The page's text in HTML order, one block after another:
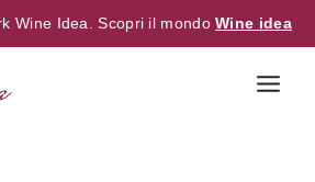
Wine Idea. Scopri il mondoWine idea